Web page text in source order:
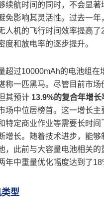
续航时间的同时，不会显著
免影响其灵活性。过去一年
人机的飞行时间效率提高
度和放电率的逐步提升。
超过10000mAh的电池组在
称一匹黑马。尽管目前市场
其预计 13.9%的复合年增长
场中位居榜首。这一增长主
特定商业作业等需要长时间
增长。随着技术进步，能够
，此前与大容量电池相关的
年中重量优化幅度达到了
型